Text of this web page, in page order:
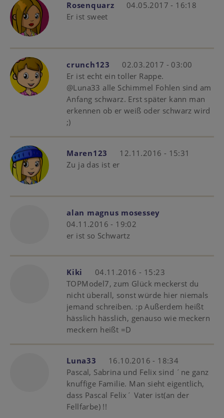
Rosenquarz
04.05.2017 - 16:18
Er ist sweet
crunch123
02.03.2017 - 03:00
Er ist echt ein toller Rappe.
@Luna33 alle Schimmel Fohlen sind am
Anfang schwarz. Erst später kann man
erkennen ob er weiß oder schwarz wird
;)
Maren123
12.11.2016 - 15:31
Zu ja das ist er
alan magnus mosessey
04.11.2016 - 19:02
er ist so Schwartz
Kiki
04.11.2016 - 15:23
TOPModel7, zum Glück meckerst du
nicht überall, sonst würde hier niemals
jemand schreiben. :p Außerdem heißt
hässlich hässlich, genauso wie meckern
meckern heißt =D
Luna33
16.10.2016 - 18:34
Pascal, Sabrina und Felix sind ´ne ganz
knuffige Familie. Man sieht eigentlich,
dass Pascal Felix´ Vater ist(an der
Fellfarbe) !!